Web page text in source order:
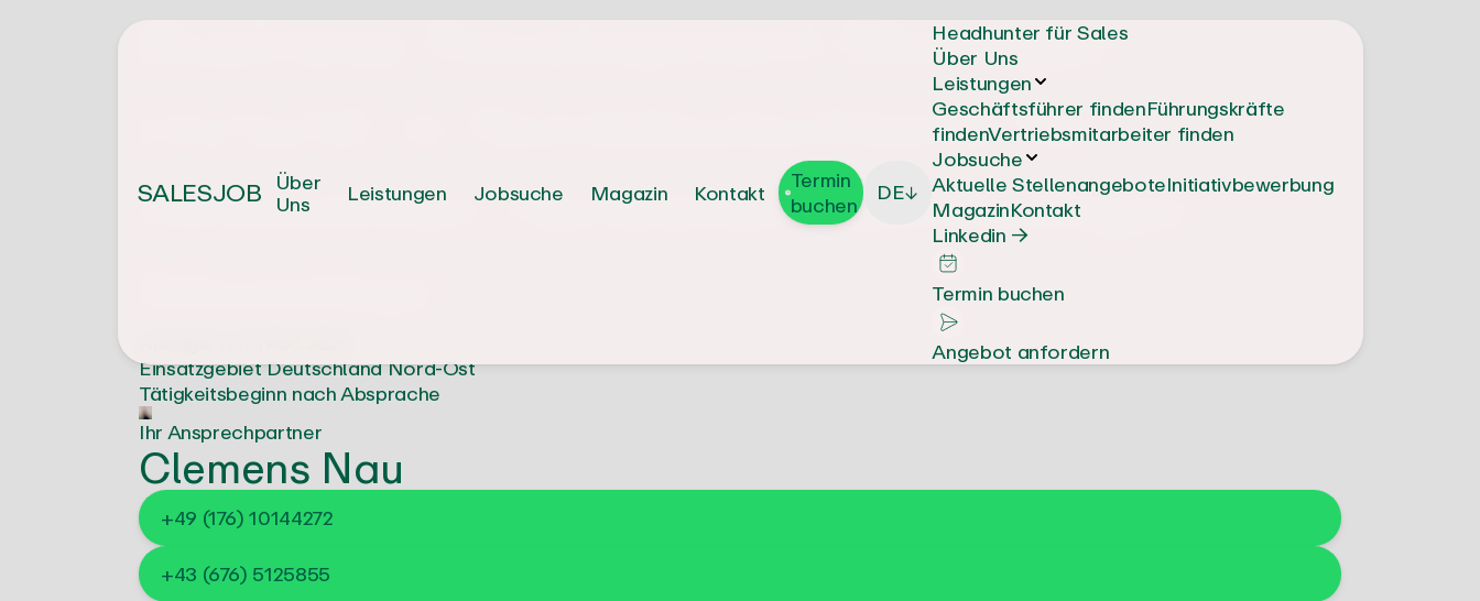
SALESJOB
Über
Uns
Leistungen Jobsuche Magazin Kontakt
Termin
buchen
DE↓
Headhunter für Sales
Über Uns
Leistungen
Geschäftsführer findenFührungskräfte
findenVertriebsmitarbeiter finden
Jobsuche
Aktuelle StellenangeboteInitiativbewerbung
MagazinKontakt
Linkedin →
Termin buchen
Angebot anfordern
Business Development Manager
(m/w/d) in Norddeutschland für
innovativen Hersteller nachhaltiger
Einsatzgebiet Deutschland Nord-Ost
Tätigkeitsbeginn nach Absprache
Ihr Ansprechpartner
Clemens Nau
+49 (176) 10144272
+43 (676) 5125855